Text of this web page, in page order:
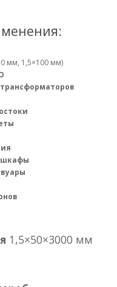
мм, 1,5×100 мм)
шкафы
1,5×50×3000 мм